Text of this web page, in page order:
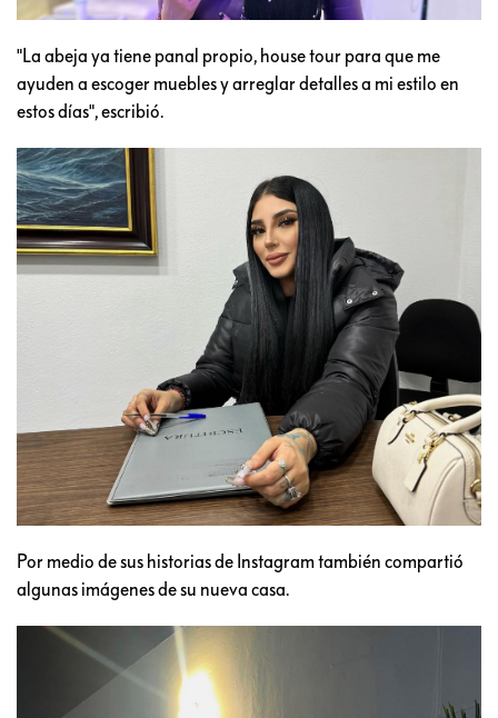
"La abeja ya tiene panal propio, house tour para que me
ayuden a escoger muebles y arreglar detalles a mi estilo en
estos días", escribió.
Por medio de sus historias de Instagram también compartió
algunas imágenes de su nueva casa.